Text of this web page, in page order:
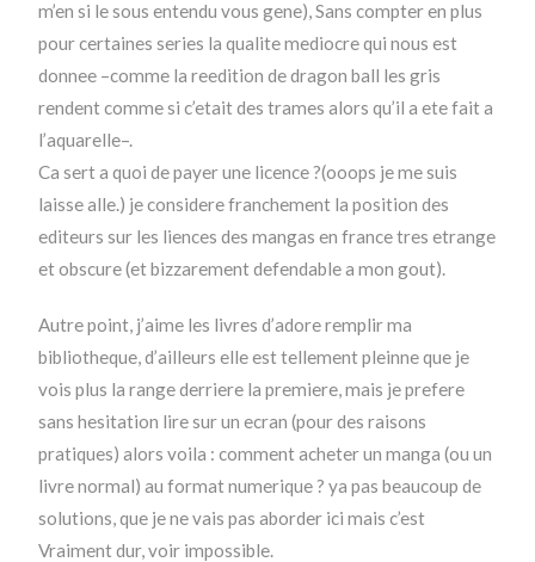
m’en si le sous entendu vous gene), Sans compter en plus
pour certaines series la qualite mediocre qui nous est
donnee –comme la reedition de dragon ball les gris
rendent comme si c’etait des trames alors qu’il a ete fait a
l’aquarelle–.
Ca sert a quoi de payer une licence ?(ooops je me suis
laisse alle.) je considere franchement la position des
editeurs sur les liences des mangas en france tres etrange
et obscure (et bizzarement defendable a mon gout).
Autre point, j’aime les livres d’adore remplir ma
bibliotheque, d’ailleurs elle est tellement pleinne que je
vois plus la range derriere la premiere, mais je prefere
sans hesitation lire sur un ecran (pour des raisons
pratiques) alors voila : comment acheter un manga (ou un
livre normal) au format numerique ? ya pas beaucoup de
solutions, que je ne vais pas aborder ici mais c’est
Vraiment dur, voir impossible.